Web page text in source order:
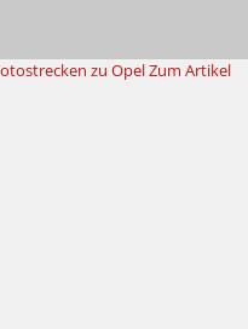
zu OpelZum Artikel